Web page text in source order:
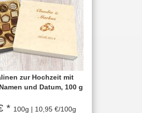
zur Hochzeit mit
und Datum, 100 g
* 100g | 10,95 €/100g